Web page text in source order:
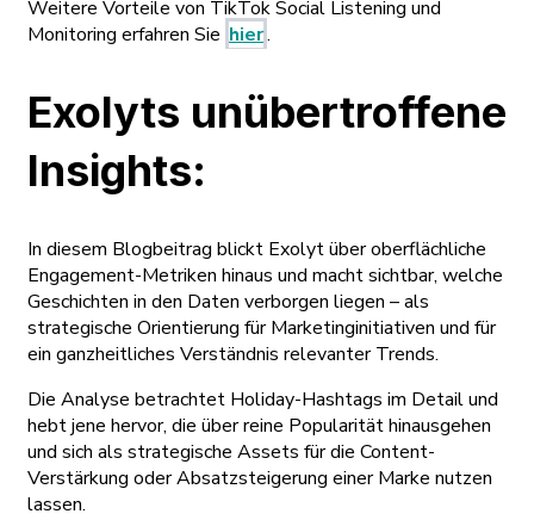
Weitere Vorteile von TikTok Social Listening und
Monitoring erfahren Sie hier.
Exolyts unübertroffene
Insights:
In diesem Blogbeitrag blickt Exolyt über oberflächliche
Engagement-Metriken hinaus und macht sichtbar, welche
Geschichten in den Daten verborgen liegen – als
strategische Orientierung für Marketinginitiativen und für
ein ganzheitliches Verständnis relevanter Trends.
Die Analyse betrachtet Holiday-Hashtags im Detail und
hebt jene hervor, die über reine Popularität hinausgehen
und sich als strategische Assets für die Content-
Verstärkung oder Absatzsteigerung einer Marke nutzen
lassen.